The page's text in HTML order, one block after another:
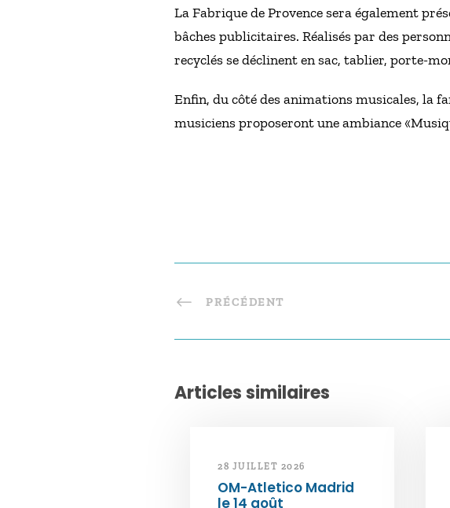
La Fabrique de Provence sera également
bâches publicitaires. Réalisés par des
recyclés se déclinent en sac, tablier, porte-
Enfin, du côté des animations musicales, la
musiciens proposeront une ambiance
PRÉCÉDENT
Articles similaires
28 JUILLET 2026
OM-Atletico Madrid
le 14 août